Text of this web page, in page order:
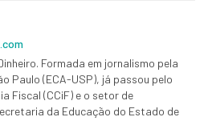
Formada em jornalismo pela
Paulo (ECA-USP), já passou pelo
Fiscal (CCiF) e o setor de
da Educação do Estado de